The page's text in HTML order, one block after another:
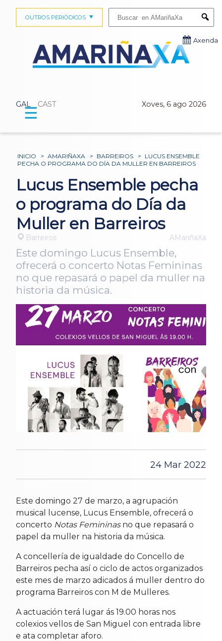
GAL CAST Xoves, 6 ago 2026
OUTROS PERIÓDICOS
Axenda
☰
INICIO > AMARIÑAXA > BARREIROS > LUCUS ENSEMBLE
PECHA O PROGRAMA DO DÍA DA MULLER EN BARREIROS
Lucus Ensemble pecha
o programa do Día da
Muller en Barreiros
Barreiros AMariñaXa
Este domingo Lucus Ensemble,
ofrecerá o concerto Notas Femininas
no que repasará o papel da muller na
historia da música.
24 Mar 2022
Este domingo 27 de marzo, a agrupación
musical lucense, Lucus Ensemble, ofrecerá o
concerto Notas Femininasno que repasará o
papel da muller na historia da música.
A concellería de igualdade do Concello de
Barreiros pecha así o ciclo de actos organizados
este mes de marzo adicados á muller dentro do
programa Barreiros con M de Mulleres.
A actuación terá lugar ás 19.00 horas nos
colexios vellos de San Miguel con entrada libre
e ata completar aforo.